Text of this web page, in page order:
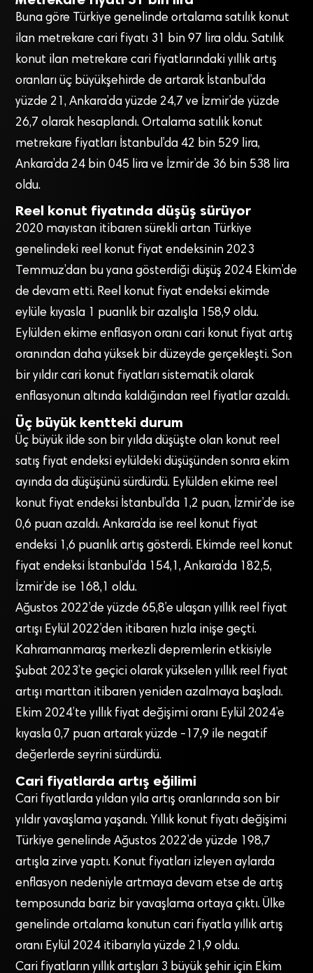
Buna göre Türkiye genelinde ortalama satılık konut
ilan metrekare cari fiyatı 31 bin 97 lira oldu. Satılık
konut ilan metrekare cari fiyatlarındaki yıllık artış
oranları üç büyükşehirde de artarak İstanbul’da
yüzde 21, Ankara’da yüzde 24,7 ve İzmir’de yüzde
26,7 olarak hesaplandı. Ortalama satılık konut
metrekare fiyatları İstanbul’da 42 bin 529 lira,
Ankara’da 24 bin 045 lira ve İzmir’de 36 bin 538 lira
oldu.
Reel konut fiyatında düşüş sürüyor
2020 mayıstan itibaren sürekli artan Türkiye
genelindeki reel konut fiyat endeksinin 2023
Temmuz’dan bu yana gösterdiği düşüş 2024 Ekim’de
de devam etti. Reel konut fiyat endeksi ekimde
eylüle kıyasla 1 puanlık bir azalışla 158,9 oldu.
Eylülden ekime enflasyon oranı cari konut fiyat artış
oranından daha yüksek bir düzeyde gerçekleşti. Son
bir yıldır cari konut fiyatları sistematik olarak
enflasyonun altında kaldığından reel fiyatlar azaldı.
Üç büyük kentteki durum
Üç büyük ilde son bir yılda düşüşte olan konut reel
satış fiyat endeksi eylüldeki düşüşünden sonra ekim
ayında da düşüşünü sürdürdü. Eylülden ekime reel
konut fiyat endeksi İstanbul’da 1,2 puan, İzmir’de ise
0,6 puan azaldı. Ankara’da ise reel konut fiyat
endeksi 1,6 puanlık artış gösterdi. Ekimde reel konut
fiyat endeksi İstanbul’da 154,1, Ankara’da 182,5,
İzmir’de ise 168,1 oldu.
Ağustos 2022’de yüzde 65,8’e ulaşan yıllık reel fiyat
artışı Eylül 2022’den itibaren hızla inişe geçti.
Kahramanmaraş merkezli depremlerin etkisiyle
Şubat 2023’te geçici olarak yükselen yıllık reel fiyat
artışı marttan itibaren yeniden azalmaya başladı.
Ekim 2024’te yıllık fiyat değişimi oranı Eylül 2024’e
kıyasla 0,7 puan artarak yüzde -17,9 ile negatif
değerlerde seyrini sürdürdü.
Cari fiyatlarda artış eğilimi
Cari fiyatlarda yıldan yıla artış oranlarında son bir
yıldır yavaşlama yaşandı. Yıllık konut fiyatı değişimi
Türkiye genelinde Ağustos 2022’de yüzde 198,7
artışla zirve yaptı. Konut fiyatları izleyen aylarda
enflasyon nedeniyle artmaya devam etse de artış
temposunda bariz bir yavaşlama ortaya çıktı. Ülke
genelinde ortalama konutun cari fiyatla yıllık artış
oranı Eylül 2024 itibarıyla yüzde 21,9 oldu.
Cari fiyatların yıllık artışları 3 büyük şehir için Ekim